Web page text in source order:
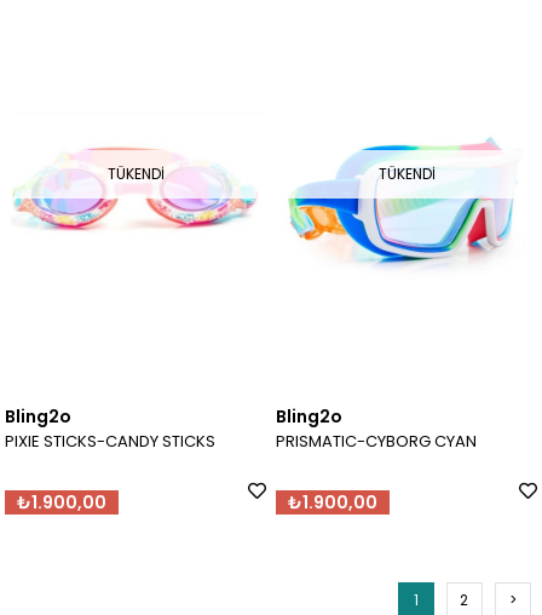
TÜKENDI
Bling2o
PIXIE STICKS-CANDY STICKS
₺1.900,00
TÜKENDI
Bling2o
PRISMATIC-CYBORG CYAN
₺1.900,00
1 2 >